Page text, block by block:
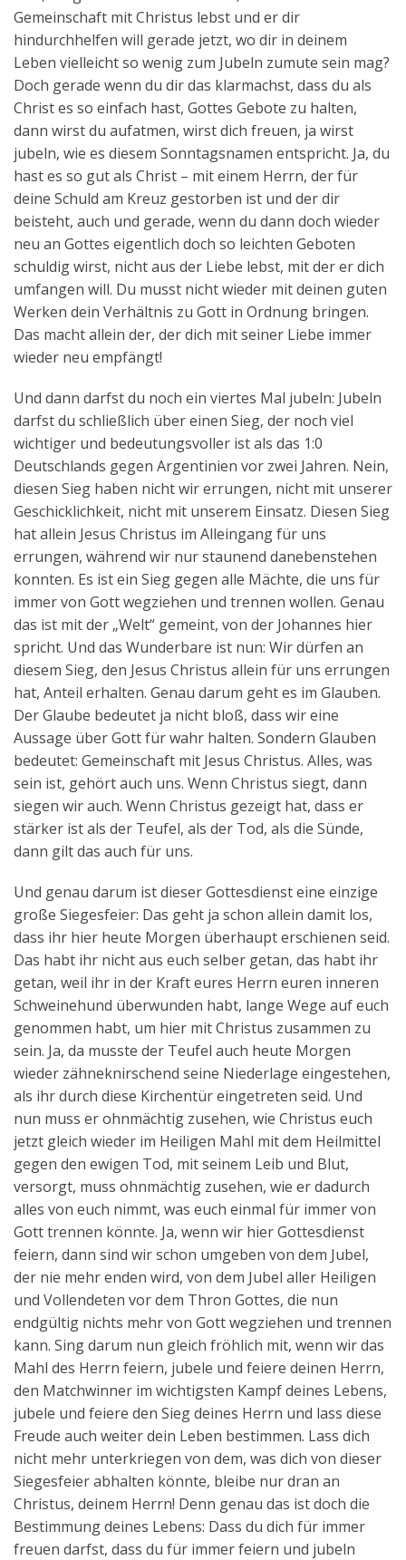
Gemeinschaft mit Christus lebst und er dir
hindurchhelfen will gerade jetzt, wo dir in deinem
Leben vielleicht so wenig zum Jubeln zumute sein mag?
Doch gerade wenn du dir das klarmachst, dass du als
Christ es so einfach hast, Gottes Gebote zu halten,
dann wirst du aufatmen, wirst dich freuen, ja wirst
jubeln, wie es diesem Sonntagsnamen entspricht. Ja, du
hast es so gut als Christ – mit einem Herrn, der für
deine Schuld am Kreuz gestorben ist und der dir
beisteht, auch und gerade, wenn du dann doch wieder
neu an Gottes eigentlich doch so leichten Geboten
schuldig wirst, nicht aus der Liebe lebst, mit der er dich
umfangen will. Du musst nicht wieder mit deinen guten
Werken dein Verhältnis zu Gott in Ordnung bringen.
Das macht allein der, der dich mit seiner Liebe immer
wieder neu empfängt!
Und dann darfst du noch ein viertes Mal jubeln: Jubeln
darfst du schließlich über einen Sieg, der noch viel
wichtiger und bedeutungsvoller ist als das 1:0
Deutschlands gegen Argentinien vor zwei Jahren. Nein,
diesen Sieg haben nicht wir errungen, nicht mit unserer
Geschicklichkeit, nicht mit unserem Einsatz. Diesen Sieg
hat allein Jesus Christus im Alleingang für uns
errungen, während wir nur staunend danebenstehen
konnten. Es ist ein Sieg gegen alle Mächte, die uns für
immer von Gott wegziehen und trennen wollen. Genau
das ist mit der „Welt“ gemeint, von der Johannes hier
spricht. Und das Wunderbare ist nun: Wir dürfen an
diesem Sieg, den Jesus Christus allein für uns errungen
hat, Anteil erhalten. Genau darum geht es im Glauben.
Der Glaube bedeutet ja nicht bloß, dass wir eine
Aussage über Gott für wahr halten. Sondern Glauben
bedeutet: Gemeinschaft mit Jesus Christus. Alles, was
sein ist, gehört auch uns. Wenn Christus siegt, dann
siegen wir auch. Wenn Christus gezeigt hat, dass er
stärker ist als der Teufel, als der Tod, als die Sünde,
dann gilt das auch für uns.
Und genau darum ist dieser Gottesdienst eine einzige
große Siegesfeier: Das geht ja schon allein damit los,
dass ihr hier heute Morgen überhaupt erschienen seid.
Das habt ihr nicht aus euch selber getan, das habt ihr
getan, weil ihr in der Kraft eures Herrn euren inneren
Schweinehund überwunden habt, lange Wege auf euch
genommen habt, um hier mit Christus zusammen zu
sein. Ja, da musste der Teufel auch heute Morgen
wieder zähneknirschend seine Niederlage eingestehen,
als ihr durch diese Kirchentür eingetreten seid. Und
nun muss er ohnmächtig zusehen, wie Christus euch
jetzt gleich wieder im Heiligen Mahl mit dem Heilmittel
gegen den ewigen Tod, mit seinem Leib und Blut,
versorgt, muss ohnmächtig zusehen, wie er dadurch
alles von euch nimmt, was euch einmal für immer von
Gott trennen könnte. Ja, wenn wir hier Gottesdienst
feiern, dann sind wir schon umgeben von dem Jubel,
der nie mehr enden wird, von dem Jubel aller Heiligen
und Vollendeten vor dem Thron Gottes, die nun
endgültig nichts mehr von Gott wegziehen und trennen
kann. Sing darum nun gleich fröhlich mit, wenn wir das
Mahl des Herrn feiern, jubele und feiere deinen Herrn,
den Matchwinner im wichtigsten Kampf deines Lebens,
jubele und feiere den Sieg deines Herrn und lass diese
Freude auch weiter dein Leben bestimmen. Lass dich
nicht mehr unterkriegen von dem, was dich von dieser
Siegesfeier abhalten könnte, bleibe nur dran an
Christus, deinem Herrn! Denn genau das ist doch die
Bestimmung deines Lebens: Dass du dich für immer
freuen darfst, dass du für immer feiern und jubeln